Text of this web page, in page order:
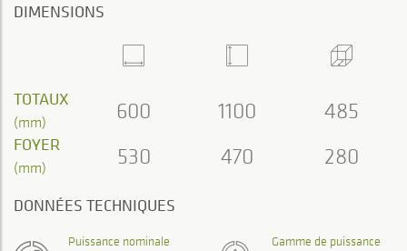
DIMENSIONS
TOTAUX
(mm) 600 1100 485
FOYER
(mm) 530 470 280
DONNÉES TECHNIQUES
Gamme de puissance
Puissance nominale